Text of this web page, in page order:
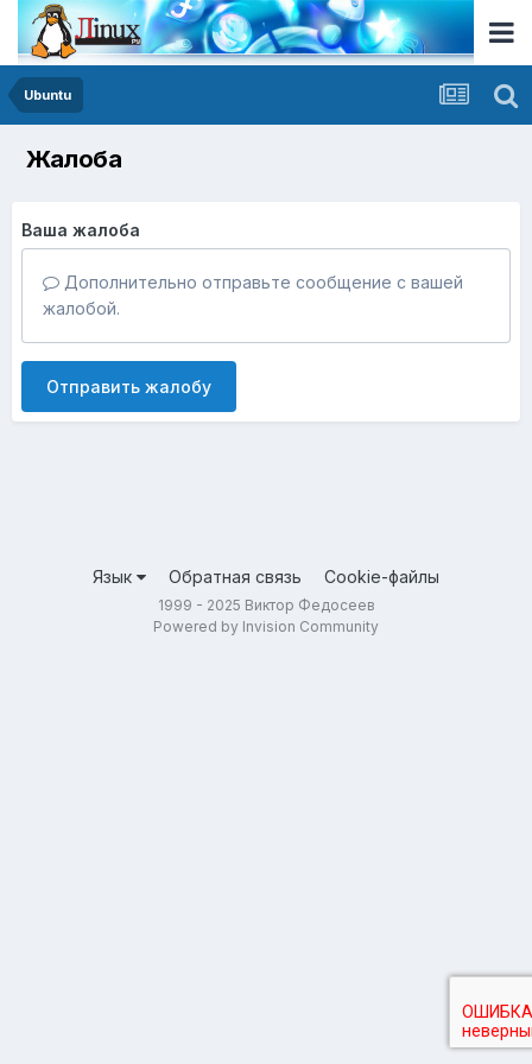
Ubuntu
Жалоба
Ваша жалоба
Дополнительно отправьте сообщение с вашей
жалобой.
Отправить жалобу
Язык Обратная связь Cookie-файлы
1999 - 2025 Виктор Федосеев
Powered by Invision Community